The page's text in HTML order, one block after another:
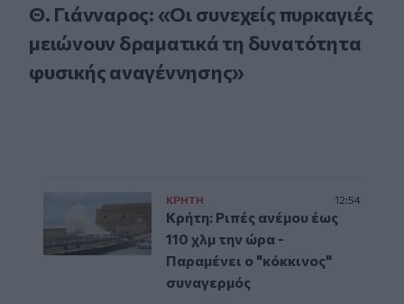
Θ. Γιάνναρος: «Οι συνεχείς πυρκαγιές
μειώνουν δραματικά τη δυνατότητα
φυσικής αναγέννησης»
ΚΡΗΤΗ 12:54
Κρήτη: Ριπές ανέμου έως
110 χλμ την ώρα -
Παραμένει ο "κόκκινος"
συναγερμός